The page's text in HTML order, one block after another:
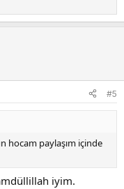
#5
hocam paylaşım içinde
iyim.